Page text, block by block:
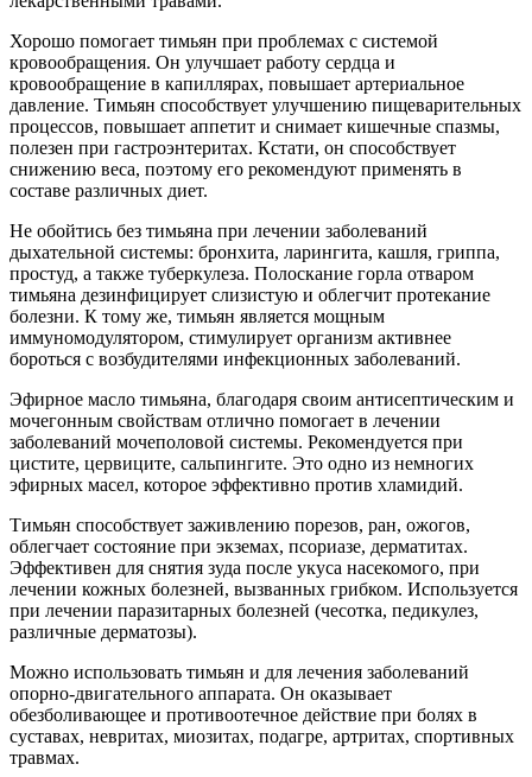
Хорошо помогает тимьян при проблемах с системой
кровообращения. Он улучшает работу сердца и
кровообращение в капиллярах, повышает артериальное
давление. Тимьян способствует улучшению пищеварительных
процессов, повышает аппетит и снимает кишечные спазмы,
полезен при гастроэнтеритах. Кстати, он способствует
снижению веса, поэтому его рекомендуют применять в
составе различных диет.
Не обойтись без тимьяна при лечении заболеваний
дыхательной системы: бронхита, ларингита, кашля, гриппа,
простуд, а также туберкулеза. Полоскание горла отваром
тимьяна дезинфицирует слизистую и облегчит протекание
болезни. К тому же, тимьян является мощным
иммуномодулятором, стимулирует организм активнее
бороться с возбудителями инфекционных заболеваний.
Эфирное масло тимьяна, благодаря своим антисептическим и
мочегонным свойствам отлично помогает в лечении
заболеваний мочеполовой системы. Рекомендуется при
цистите, цервиците, сальпингите. Это одно из немногих
эфирных масел, которое эффективно против хламидий.
Тимьян способствует заживлению порезов, ран, ожогов,
облегчает состояние при экземах, псориазе, дерматитах.
Эффективен для снятия зуда после укуса насекомого, при
лечении кожных болезней, вызванных грибком. Используется
при лечении паразитарных болезней (чесотка, педикулез,
различные дерматозы).
Можно использовать тимьян и для лечения заболеваний
опорно-двигательного аппарата. Он оказывает
обезболивающее и противоотечное действие при болях в
суставах, невритах, миозитах, подагре, артритах, спортивных
травмах.